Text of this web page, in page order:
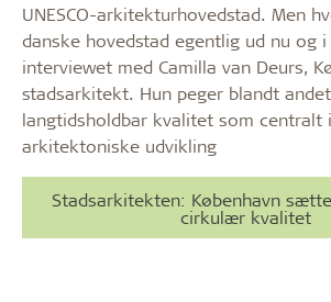
UNESCO-arkitekturhovedstad. Men
danske hovedstad egentlig ud nu og
interviewet med Camilla van Deurs,
stadsarkitekt. Hun peger blandt
langtidsholdbar kvalitet som centralt
arkitektoniske udvikling
Stadsarkitekten: København
cirkulær kvalitet